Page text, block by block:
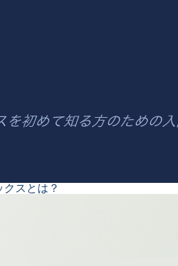
クスとは？